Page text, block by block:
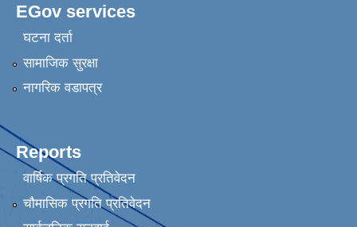
EGov services
घटना दर्ता
सामाजिक सुरक्षा
नागरिक वडापत्र
Reports
वार्षिक प्रगति प्रतिवेदन
चौमासिक प्रगति प्रतिवेदन